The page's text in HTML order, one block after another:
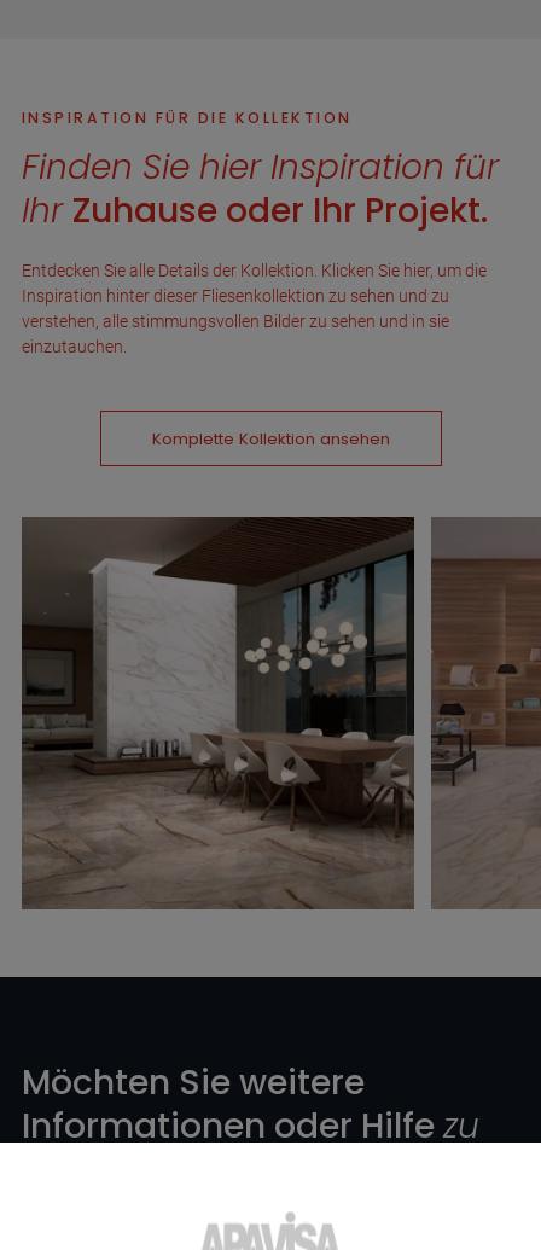
INSPIRATION FÜR DIE KOLLEKTION
Finden Sie hier Inspiration für
Ihr Zuhause oder Ihr Projekt.
Entdecken Sie alle Details der Kollektion. Klicken Sie hier, um die
Inspiration hinter dieser Fliesenkollektion zu sehen und zu
verstehen, alle stimmungsvollen Bilder zu sehen und in sie
einzutauchen.
Komplette Kollektion ansehen
Möchten Sie weitere
Informationen oder Hilfezu
Setzen Sie sich mit unserem Keramikexpertenteam von Apavisa